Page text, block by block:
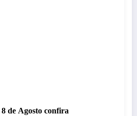
de Agosto confira